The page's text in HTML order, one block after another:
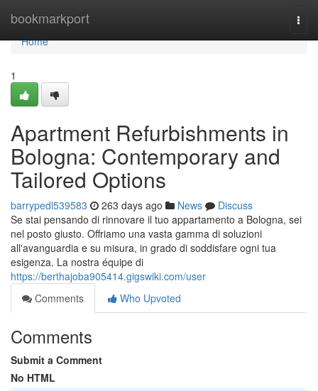
bookmarkport
Home
Home
1
Apartment Refurbishments in
Bologna: Contemporary and
Tailored Options
barrypedl539583 263 days ago News
Discuss
Se stai pensando di rinnovare il tuo appartamento a Bologna, sei
nel posto giusto. Offriamo una vasta gamma di soluzioni
all'avanguardia e su misura, in grado di soddisfare ogni tua
esigenza. La nostra équipe di
https://berthajoba905414.gigswiki.com/user
Comments
Who Upvoted
Comments
Submit a Comment
No HTML